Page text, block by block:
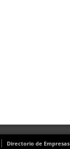
Directorio de Empresas